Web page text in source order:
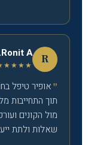
R
Ronit A.
אופיר טיפל
תוך התחייבות
מול הקונים
שאלות ולתת